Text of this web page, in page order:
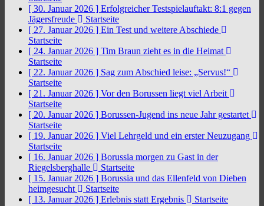
[ 30. Januar 2026 ] Erfolgreicher Testspielauftakt: 8:1 gegen
Jägersfreude
Startseite
[ 27. Januar 2026 ] Ein Test und weitere Abschiede
Startseite
[ 24. Januar 2026 ] Tim Braun zieht es in die Heimat
Startseite
[ 22. Januar 2026 ] Sag zum Abschied leise: „Servus!“
Startseite
[ 21. Januar 2026 ] Vor den Borussen liegt viel Arbeit
Startseite
[ 20. Januar 2026 ] Borussen-Jugend ins neue Jahr gestartet
Startseite
[ 19. Januar 2026 ] Viel Lehrgeld und ein erster Neuzugang
Startseite
[ 16. Januar 2026 ] Borussia morgen zu Gast in der
Riegelsberghalle
Startseite
[ 15. Januar 2026 ] Borussia und das Ellenfeld von Dieben
heimgesucht
Startseite
[ 13. Januar 2026 ] Erlebnis statt Ergebnis
Startseite